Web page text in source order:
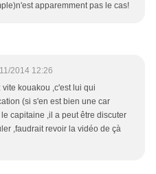
apparemment pas le cas!
2014 12:26
vite kouakou ,c'est lui qui
(si s'en est bien une car
capitaine ,il a peut être discuter
,faudrait revoir la vidéo de çà